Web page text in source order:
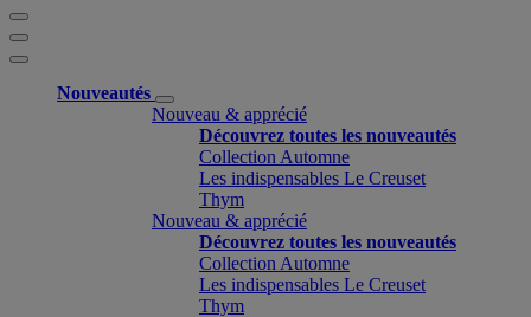
Nouveautés
Nouveau & apprécié
Découvrez toutes les nouveautés
Collection Automne
Les indispensables Le Creuset
Thym
Nouveau & apprécié
Découvrez toutes les nouveautés
Collection Automne
Les indispensables Le Creuset
Thym